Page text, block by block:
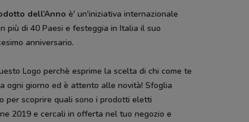
dell’Anno è' un'iniziativa internazionale
più di 40 Paesi e festeggia in Italia il suo
anniversario.
Logo perchè esprime la scelta di chi come te
ogni giorno ed è attento alle novità! Sfoglia
per scoprire quali sono i prodotti eletti
2019 e cercali in offerta nel tuo negozio e